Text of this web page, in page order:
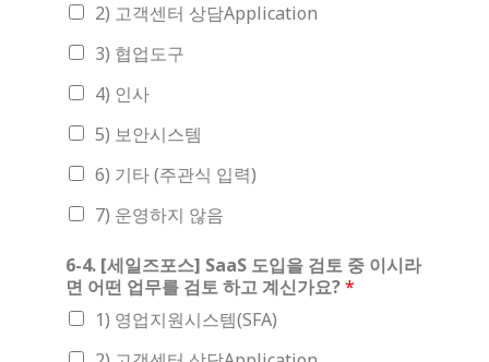
2) 고객센터 상담Application
3) 협업도구
4) 인사
5) 보안시스템
6) 기타 (주관식 입력)
7) 운영하지 않음
6-4. [세일즈포스] SaaS 도입을 검토 중 이시라
면 어떤 업무를 검토 하고 계신가요?*
1) 영업지원시스템(SFA)